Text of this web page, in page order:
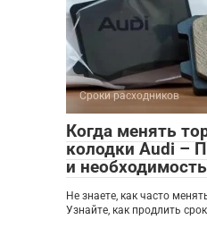
Сроки расходников
Когда менять
колодки Audi –
и
Не знаете, как часто
Узнайте, как продлить